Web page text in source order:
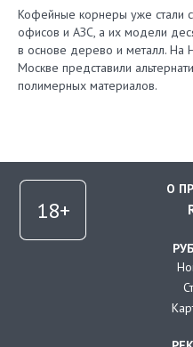
Кофейные корнеры уже стали
офисов и АЗС, а их модели
в основе дерево и металл. На
Москве представили
полимерных материалов.
О